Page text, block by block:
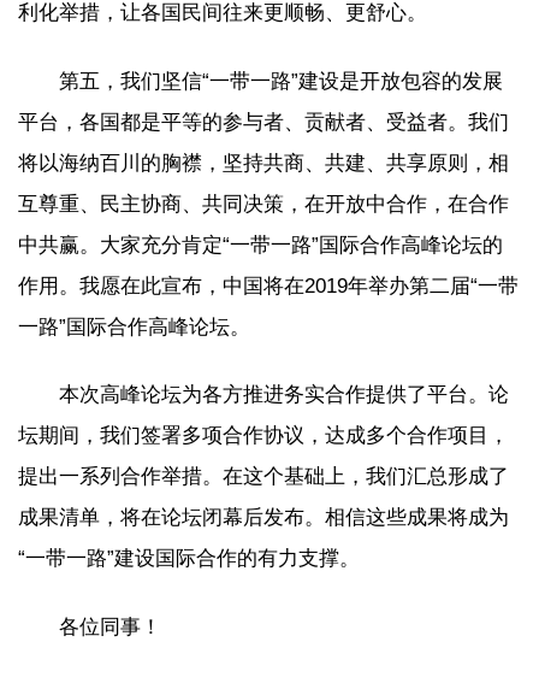
利化举措，让各国民间往来更顺畅、更舒心。
第五，我们坚信“一带一路”建设是开放包容的发展
平台，各国都是平等的参与者、贡献者、受益者。我们
将以海纳百川的胸襟，坚持共商、共建、共享原则，相
互尊重、民主协商、共同决策，在开放中合作，在合作
中共赢。大家充分肯定“一带一路”国际合作高峰论坛的
作用。我愿在此宣布，中国将在2019年举办第二届“一带
一路”国际合作高峰论坛。
本次高峰论坛为各方推进务实合作提供了平台。论
坛期间，我们签署多项合作协议，达成多个合作项目，
提出一系列合作举措。在这个基础上，我们汇总形成了
成果清单，将在论坛闭幕后发布。相信这些成果将成为
“一带一路”建设国际合作的有力支撑。
各位同事！